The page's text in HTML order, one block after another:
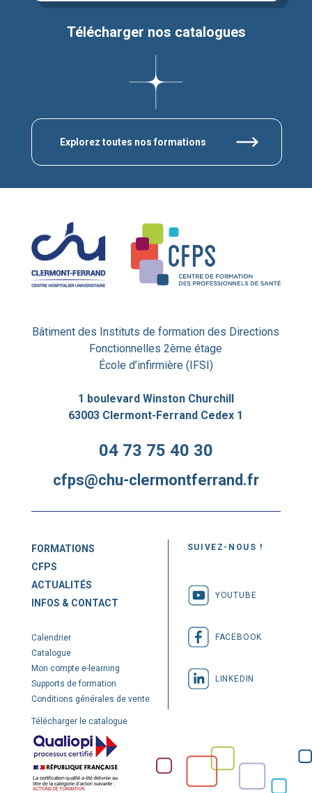
Explorez toutes nos formations
Télécharger nos catalogues
Bâtiment des Instituts de formation des Directions
Fonctionnelles 2ème étage
École d’infirmière (IFSI)
1 boulevard Winston Churchill
63003 Clermont-Ferrand Cedex 1
04 73 75 40 30
cfps@chu-clermontferrand.fr
FORMATIONS
CFPS
ACTUALITÉS
INFOS & CONTACT
Calendrier
Catalogue
Mon compte e-learning
Supports de formation
Conditions générales de vente
Télécharger le catalogue
SUIVEZ-NOUS !
YOUTUBE
FACEBOOK
LINKEDIN